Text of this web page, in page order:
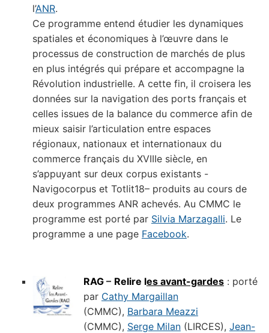
l’ANR.
Ce programme entend étudier les dynamiques
spatiales et économiques à l’œuvre dans le
processus de construction de marchés de plus
en plus intégrés qui prépare et accompagne la
Révolution industrielle. A cette fin, il croisera les
données sur la navigation des ports français et
celles issues de la balance du commerce afin de
mieux saisir l’articulation entre espaces
régionaux, nationaux et internationaux du
commerce français du XVIIIe siècle, en
s’appuyant sur deux corpus existants -
Navigocorpus et Totlit18– produits au cours de
deux programmes ANR achevés. Au CMMC le
programme est porté par Silvia Marzagalli. Le
programme a une page Facebook.
RAG– Relire les avant-gardes: porté
par Cathy Margaillan
(CMMC), Barbara Meazzi
(CMMC), Serge Milan(LIRCES), Jean-